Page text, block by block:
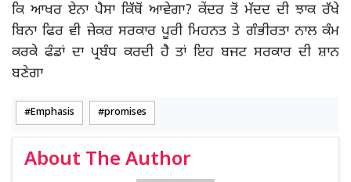
ਕਿ ਆਖਰ ਏਨਾ ਪੈਸਾ ਕਿੱਥੋਂ ਆਵੇਗਾ? ਕੇਂਦਰ ਤੋਂ ਮੱਦਦ ਦੀ ਝਾਕ ਰੱਖੇ
ਬਿਨਾ ਫਿਰ ਵੀ ਜੇਕਰ ਸਰਕਾਰ ਪੂਰੀ ਮਿਹਨਤ ਤੇ ਗੰਭੀਰਤਾ ਨਾਲ ਕੰਮ
ਕਰਕੇ ਫੰਡਾਂ ਦਾ ਪ੍ਰਬੰਧ ਕਰਦੀ ਹੈ ਤਾਂ ਇਹ ਬਜਟ ਸਰਕਾਰ ਦੀ ਸ਼ਾਨ
ਬਣੇਗਾ
Emphasis promises
About The Author